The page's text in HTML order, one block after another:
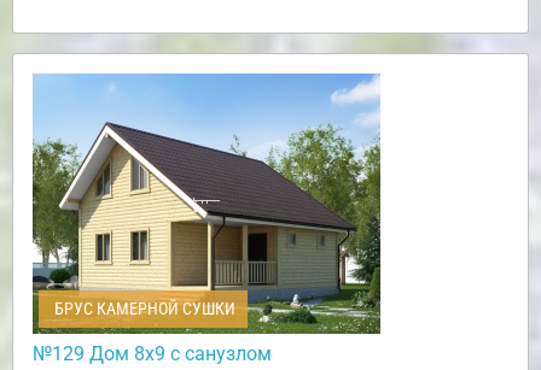
БРУС КАМЕРНОЙ СУШКИ
№129 Дом 8х9 с санузлом